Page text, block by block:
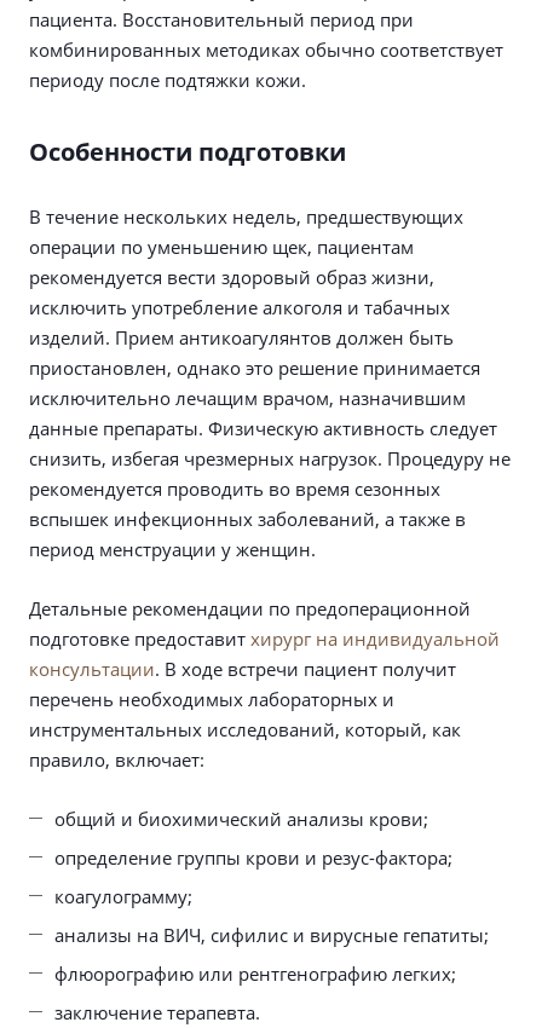
пациента. Восстановительный период при
комбинированных методиках обычно соответствует
периоду после подтяжки кожи.
Особенности подготовки
В течение нескольких недель, предшествующих
операции по уменьшению щек, пациентам
рекомендуется вести здоровый образ жизни,
исключить употребление алкоголя и табачных
изделий. Прием антикоагулянтов должен быть
приостановлен, однако это решение принимается
исключительно лечащим врачом, назначившим
данные препараты. Физическую активность следует
снизить, избегая чрезмерных нагрузок. Процедуру не
рекомендуется проводить во время сезонных
вспышек инфекционных заболеваний, а также в
период менструации у женщин.
Детальные рекомендации по предоперационной
подготовке предоставит хирург на индивидуальной
консультации. В ходе встречи пациент получит
перечень необходимых лабораторных и
инструментальных исследований, который, как
правило, включает:
общий и биохимический анализы крови;
определение группы крови и резус-фактора;
коагулограмму;
анализы на ВИЧ, сифилис и вирусные гепатиты;
флюорографию или рентгенографию легких;
заключение терапевта.